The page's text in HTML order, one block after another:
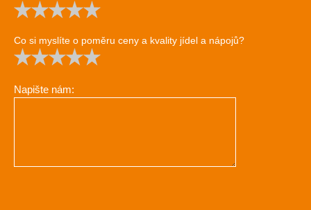
Co si myslíte o poměru ceny a kvality jídel a nápojů?
Napište nám: